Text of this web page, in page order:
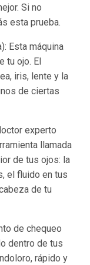
Si no
esta prueba.
Esta máquina
tu ojo. El
iris, lente y la
de ciertas
experto
llamada
de tus ojos: la
el fluido en tus
de tu
de chequeo
dentro de tus
rápido y